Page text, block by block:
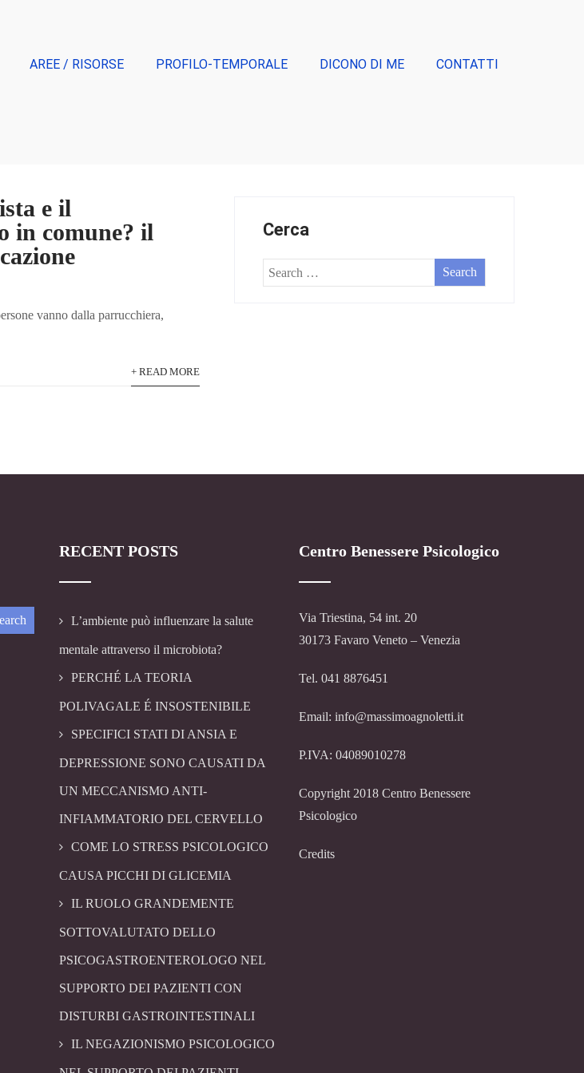
AREE / RISORSE PROFILO-TEMPORALE DICONO DI ME CONTATTI
e il
in comune? il
vanno dalla parrucchiera,
+ READ MORE
Cerca
RECENT POSTS
L’ambiente può influenzare la salute
mentale attraverso il microbiota?
PERCHÉ LA TEORIA
POLIVAGALE É INSOSTENIBILE
SPECIFICI STATI DI ANSIA E
DEPRESSIONE SONO CAUSATI DA
UN MECCANISMO ANTI-
INFIAMMATORIO DEL CERVELLO
COME LO STRESS PSICOLOGICO
CAUSA PICCHI DI GLICEMIA
IL RUOLO GRANDEMENTE
SOTTOVALUTATO DELLO
PSICOGASTROENTEROLOGO NEL
SUPPORTO DEI PAZIENTI CON
DISTURBI GASTROINTESTINALI
IL NEGAZIONISMO PSICOLOGICO
Centro Benessere Psicologico
Via Triestina, 54 int. 20
30173 Favaro Veneto – Venezia
Tel. 041 8876451
Email: info@massimoagnoletti.it
P.IVA: 04089010278
Copyright 2018 Centro Benessere
Psicologico
Credits